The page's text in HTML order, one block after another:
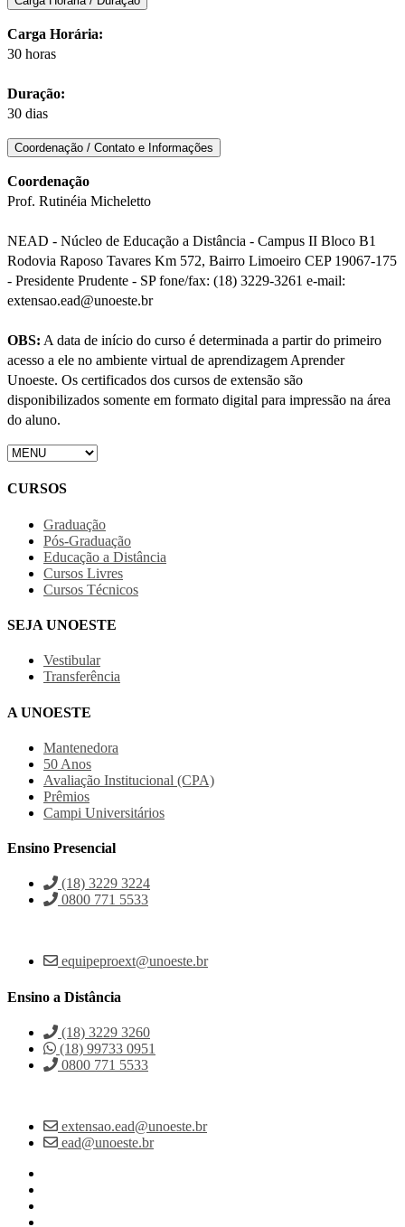
Carga Horária:
30 horas
Duração:
30 dias
Coordenação / Contato e Informações
Coordenação
Prof. Rutinéia Micheletto
NEAD - Núcleo de Educação a Distância - Campus II Bloco B1
Rodovia Raposo Tavares Km 572, Bairro Limoeiro CEP 19067-175
- Presidente Prudente - SP fone/fax: (18) 3229-3261 e-mail:
extensao.ead@unoeste.br
OBS: A data de início do curso é determinada a partir do primeiro
acesso a ele no ambiente virtual de aprendizagem Aprender
Unoeste. Os certificados dos cursos de extensão são
disponibilizados somente em formato digital para impressão na área
do aluno.
CURSOS
Graduação
Pós-Graduação
Educação a Distância
Cursos Livres
Cursos Técnicos
SEJA UNOESTE
Vestibular
Transferência
A UNOESTE
Mantenedora
50 Anos
Avaliação Institucional (CPA)
Prêmios
Campi Universitários
Ensino Presencial
(18) 3229 3224
0800 771 5533
equipeproext@unoeste.br
Ensino a Distância
(18) 3229 3260
(18) 99733 0951
0800 771 5533
extensao.ead@unoeste.br
ead@unoeste.br